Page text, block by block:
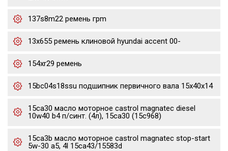
137s8m22 ремень грm
13x655 ремень клиновой hyundai accent 00-
154xr29 ремень
15bc04s18ssu подшипник первичного вала 15x40x14
15ca30 масло моторное castrol magnatec diesel
10w40 b4 п/синт. (4л), 15ca30 (15c968)
15ca3b масло моторное castrol magnatec stop-start
5w-30 a5, 4l 15ca43/15583d